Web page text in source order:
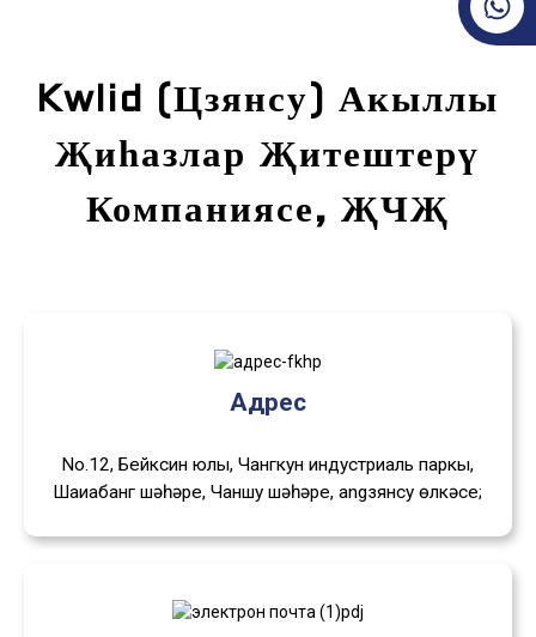
Kwlid (Цзянсу) Акыллы
Җиһазлар Җитештерү
Компаниясе, ҖЧҖ
Адрес
No.12, Бейксин юлы, Чангкун индустриаль паркы,
Шаҗиабанг шәһәре, Чаншу шәһәре, angзянсу өлкәсе;